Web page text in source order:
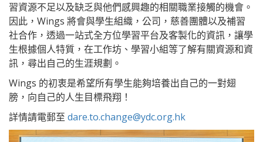
習資源不足以及缺乏與他們感興趣的相關職業接觸的機會。
因此，Wings 將會與學生組織，公司，慈善團體以及補習
社合作，透過一站式全方位學習平台及客製化的資訊，讓學
生根據個人特質，在工作坊、學習小組等了解有關資源和資
訊，尋出自己的生涯規劃。
Wings 的初衷是希望所有學生能夠培養出自己的一對翅
膀，向自己的人生目標飛翔！
詳情請電郵至 dare.to.change@ydc.org.hk